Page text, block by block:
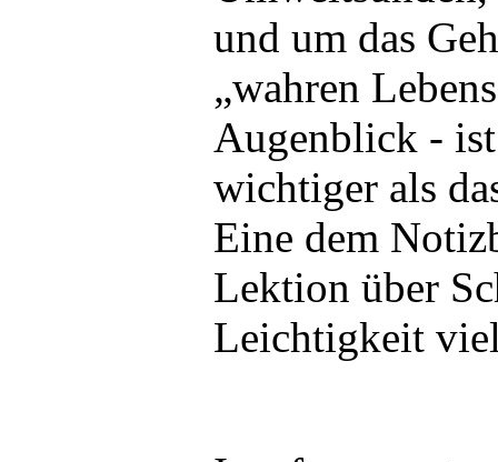
und um das
„wahren
Augenblick -
wichtiger als
Eine dem
Lektion über
Leichtigkeit